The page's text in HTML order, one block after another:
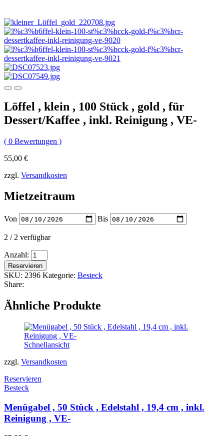
Löffel , klein , 100 Stück , gold , für
Dessert/Kaffee , inkl. Reinigung , VE-
( 0 Bewertungen )
55,00 €
zzgl. Versandkosten
Mietzeitraum
Von Bis
2 / 2 verfügbar
Anzahl: Löffel
,
klein
,
,
,
für
Dessert/Kaffee
inkl.
,
Reservieren
SKU: 2396 Kategorie: Besteck
Share:
Ähnliche Produkte
Schnellansicht
zzgl. Versandkosten
Reservieren
Besteck
Menügabel , 50 Stück , Edelstahl , 19,4 cm , inkl.
Reinigung , VE-